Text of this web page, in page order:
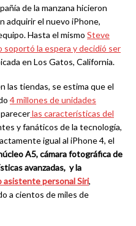
de la manzana hicieron
adquirir el nuevo iPhone,
Hasta el mismo Steve
soportó la espera y decidió ser
en Los Gatos, California.
las tiendas, se estima que el
4 millones de unidades
las características del
y fanáticos de la tecnología,
igual al iPhone 4, el
A5, cámara fotográfica de
avanzadas, y la
asistente personal Siri,
a cientos de miles de